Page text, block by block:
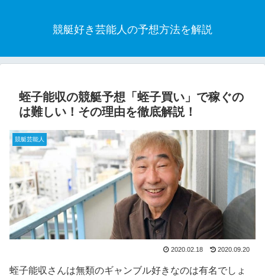
競艇好き芸能人の予想方法を解説
蛭子能収の競艇予想「蛭子買い」で稼ぐの
は難しい！その理由を徹底解説！
競艇芸能人
2020.02.18 2020.09.20
蛭子能収さんは無類のギャンブル好きなのは有名でしょ